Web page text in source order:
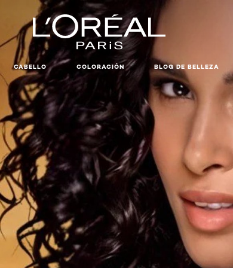
CABELLO COLORACIÓN BLOG DE BELLEZA